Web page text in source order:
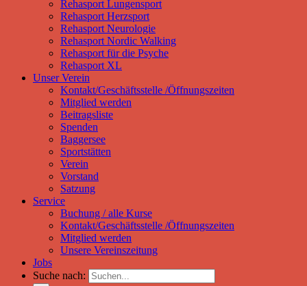
Rehasport Lungensport
Rehasport Herzsport
Rehasport Neurologie
Rehasport Nordic Walking
Rehasport für die Psyche
Rehasport XL
Unser Verein
Kontakt/Geschäftsstelle /Öffnungszeiten
Mitglied werden
Beitragsliste
Spenden
Baggersee
Sportstätten
Verein
Vorstand
Satzung
Service
Buchung / alle Kurse
Kontakt/Geschäftsstelle /Öffnungszeiten
Mitglied werden
Unsere Vereinszeitung
Jobs
Suche nach: